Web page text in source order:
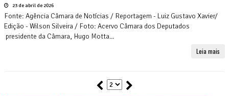
23 de abril de 2026
Fonte: Agência Câmara de Notícias / Reportagem - Luiz Gustavo Xavier/
Edição - Wilson Silveira / Foto: Acervo Câmara dos Deputados
presidente da Câmara, Hugo Motta...
Leia mais